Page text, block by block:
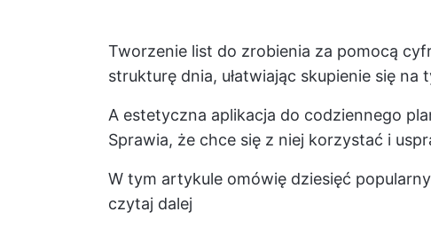
Tworzenie list do zrobienia za pomocą
strukturę dnia, ułatwiając skupienie się na
A estetyczna aplikacja do codziennego
Sprawia, że chce się z niej korzystać i
W tym artykule omówię dziesięć
czytaj dalej